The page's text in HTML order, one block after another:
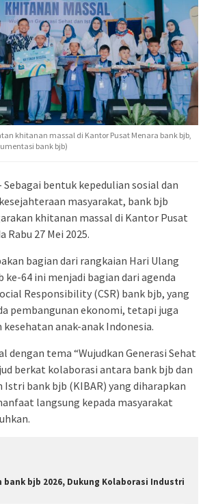
khitanan massal di Kantor Pusat Menara bank bjb,
bank bjb)
Sebagai bentuk kepedulian sosial dan
masyarakat, bank bjb
khitanan massal di Kantor Pusat
Rabu 27 Mei 2025.
bagian dari rangkaian Hari Ulang
ke-64 ini menjadi bagian dari agenda
Responsibility (CSR) bank bjb, yang
pembangunan ekonomi, tetapi juga
kesehatan anak-anak Indonesia.
dengan tema “Wujudkan Generasi Sehat
berkat kolaborasi antara bank bjb dan
Istri bank bjb (KIBAR) yang diharapkan
langsung kepada masyarakat
bank bjb 2026, Dukung Kolaborasi Industri